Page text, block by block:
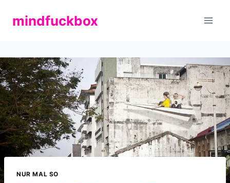
Inhaltmindfuckbox
NUR MAL SO